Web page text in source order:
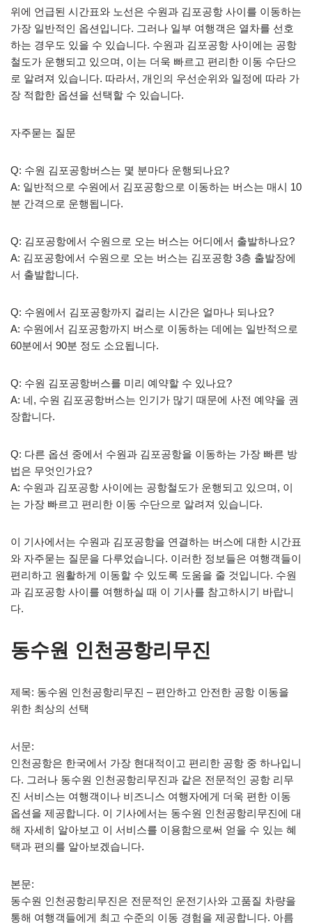
위에 언급된 시간표와 노선은 수원과 김포공항 사이를 이동하는
가장 일반적인 옵션입니다. 그러나 일부 여행객은 열차를 선호
하는 경우도 있을 수 있습니다. 수원과 김포공항 사이에는 공항
철도가 운행되고 있으며, 이는 더욱 빠르고 편리한 이동 수단으
로 알려져 있습니다. 따라서, 개인의 우선순위와 일정에 따라 가
장 적합한 옵션을 선택할 수 있습니다.
자주묻는 질문
Q: 수원 김포공항버스는 몇 분마다 운행되나요?
A: 일반적으로 수원에서 김포공항으로 이동하는 버스는 매시 10
분 간격으로 운행됩니다.
Q: 김포공항에서 수원으로 오는 버스는 어디에서 출발하나요?
A: 김포공항에서 수원으로 오는 버스는 김포공항 3층 출발장에
서 출발합니다.
Q: 수원에서 김포공항까지 걸리는 시간은 얼마나 되나요?
A: 수원에서 김포공항까지 버스로 이동하는 데에는 일반적으로
60분에서 90분 정도 소요됩니다.
Q: 수원 김포공항버스를 미리 예약할 수 있나요?
A: 네, 수원 김포공항버스는 인기가 많기 때문에 사전 예약을 권
장합니다.
Q: 다른 옵션 중에서 수원과 김포공항을 이동하는 가장 빠른 방
법은 무엇인가요?
A: 수원과 김포공항 사이에는 공항철도가 운행되고 있으며, 이
는 가장 빠르고 편리한 이동 수단으로 알려져 있습니다.
이 기사에서는 수원과 김포공항을 연결하는 버스에 대한 시간표
와 자주묻는 질문을 다루었습니다. 이러한 정보들은 여행객들이
편리하고 원활하게 이동할 수 있도록 도움을 줄 것입니다. 수원
과 김포공항 사이를 여행하실 때 이 기사를 참고하시기 바랍니
다.
동수원 인천공항리무진
제목: 동수원 인천공항리무진 – 편안하고 안전한 공항 이동을
위한 최상의 선택
서문:
인천공항은 한국에서 가장 현대적이고 편리한 공항 중 하나입니
다. 그러나 동수원 인천공항리무진과 같은 전문적인 공항 리무
진 서비스는 여행객이나 비즈니스 여행자에게 더욱 편한 이동
옵션을 제공합니다. 이 기사에서는 동수원 인천공항리무진에 대
해 자세히 알아보고 이 서비스를 이용함으로써 얻을 수 있는 혜
택과 편의를 알아보겠습니다.
본문:
동수원 인천공항리무진은 전문적인 운전기사와 고품질 차량을
통해 여행객들에게 최고 수준의 이동 경험을 제공합니다. 아름